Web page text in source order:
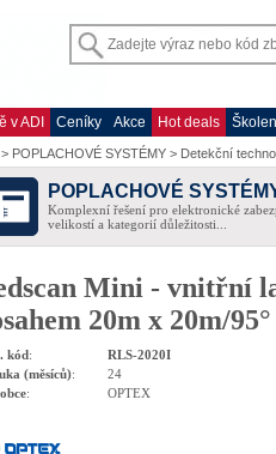
v ADI Ceníky Akce Hot deals
> POPLACHOVÉ SYSTÉMY > Detekční
POPLACHOVÉ
Komplexní řešení pro elektronické
velikostí a kategorií důležitosti...
Mini - vnitřní
20m x 20m/95°
kód:
RLS-2020I
(měsíců):
24
: OPTEX